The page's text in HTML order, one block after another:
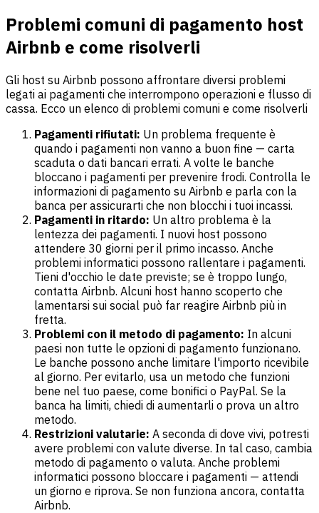
Problemi comuni di pagamento host
Airbnb e come risolverli
Gli host su Airbnb possono affrontare diversi problemi
legati ai pagamenti che interrompono operazioni e flusso di
cassa. Ecco un elenco di problemi comuni e come risolverli
Pagamenti rifiutati: Un problema frequente è
quando i pagamenti non vanno a buon fine — carta
scaduta o dati bancari errati. A volte le banche
bloccano i pagamenti per prevenire frodi. Controlla le
informazioni di pagamento su Airbnb e parla con la
banca per assicurarti che non blocchi i tuoi incassi.
Pagamenti in ritardo: Un altro problema è la
lentezza dei pagamenti. I nuovi host possono
attendere 30 giorni per il primo incasso. Anche
problemi informatici possono rallentare i pagamenti.
Tieni d'occhio le date previste; se è troppo lungo,
contatta Airbnb. Alcuni host hanno scoperto che
lamentarsi sui social può far reagire Airbnb più in
fretta.
Problemi con il metodo di pagamento: In alcuni
paesi non tutte le opzioni di pagamento funzionano.
Le banche possono anche limitare l'importo ricevibile
al giorno. Per evitarlo, usa un metodo che funzioni
bene nel tuo paese, come bonifici o PayPal. Se la
banca ha limiti, chiedi di aumentarli o prova un altro
metodo.
Restrizioni valutarie: A seconda di dove vivi, potresti
avere problemi con valute diverse. In tal caso, cambia
metodo di pagamento o valuta. Anche problemi
informatici possono bloccare i pagamenti — attendi
un giorno e riprova. Se non funziona ancora, contatta
Airbnb.